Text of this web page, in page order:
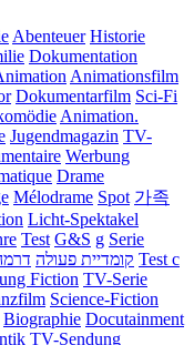
Abenteuer Historie
Dokumentation
Animationsfilm
Dokumentarfilm Sci-Fi
Animation.
Jugendmagazin TV-
Werbung
Drame
Mélodrame Spot 가족
Licht-Spektakel
Test G&S g Serie
קומדיית פעולה Test c
Fiction TV-Serie
Science-Fiction
Biographie Docutainment
TV-Sendung